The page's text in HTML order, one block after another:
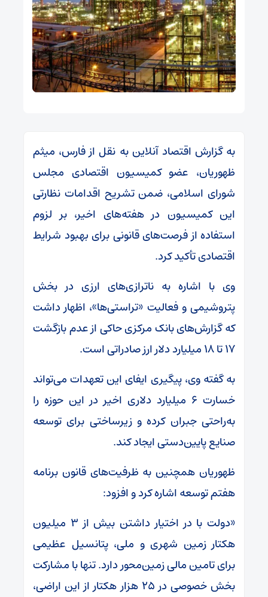
به گزارش اقتصاد آنلاین به نقل از فارس، میثم
ظهوریان، عضو کمیسیون اقتصادی مجلس
شورای اسلامی، ضمن تشریح اقدامات نظارتی
این کمیسیون در هفته‌های اخیر، بر لزوم
استفاده از فرصت‌های قانونی برای بهبود شرایط
اقتصادی تأکید کرد.
وی با اشاره به ناترازی‌های ارزی در بخش
پتروشیمی و فعالیت «تراستی‌ها»، اظهار داشت
که گزارش‌های بانک مرکزی حاکی از عدم بازگشت
۱۷ تا ۱۸ میلیارد دلار ارز صادراتی است.
به گفته وی، پیگیری ایفای این تعهدات می‌تواند
خسارت ۶ میلیارد دلاری اخیر در این حوزه را
به‌راحتی جبران کرده و زیرساختی برای توسعه
صنایع پایین‌دستی ایجاد کند.
ظهوریان همچنین به ظرفیت‌های قانون برنامه
هفتم توسعه اشاره کرد و افزود:
«دولت با در اختیار داشتن بیش از ۳ میلیون
هکتار زمین شهری و ملی، پتانسیل عظیمی
برای تامین مالی زمین‌محور دارد. تنها با مشارکت
بخش خصوصی در ۲۵ هزار هکتار از این اراضی،